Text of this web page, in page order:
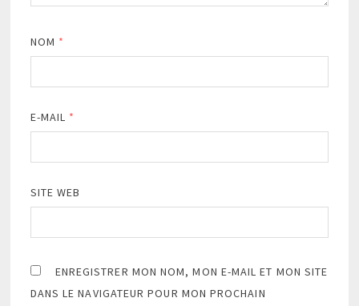
NOM *
E-MAIL *
SITE WEB
ENREGISTRER MON NOM, MON E-MAIL ET MON SITE
DANS LE NAVIGATEUR POUR MON PROCHAIN